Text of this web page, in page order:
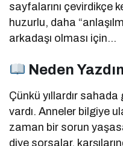
sayfalarını çevirdikçe
huzurlu, daha
arkadaşı olması için…
Neden
Çünkü yıllardır
vardı. Anneler bilgiye
zaman bir sorun
diye sorsalar,